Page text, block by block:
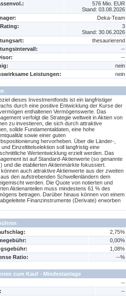
576 Mio. EUR
Stand: 03.08.2026
Deka-Team
3
Stand: 30.06.2026
thesaurierend
--
--
nein
Leistungen:
nein
dieses Investmentfonds ist ein langfristiger
durch eine positive Entwicklung der Kurse der
enthaltenen Vermögenswerte. Das
verfolgt die Strategie weltweit in Aktien von
zu investieren, die sich durch attraktive
solide Fundamentaldaten, eine hohe
sowie einer guten
hervorheben. Über die Länder-,
Einzeltitelselektion soll langfristig eine
Wertentwicklung erzielt werden. Das
ist auf Standard-Aktienwerte (so genannte
und die etablierten Aktienmärkte fokussiert.
auch attraktive Aktienwerte aus der zweiten
den aufstrebenden Schwellenländern dem
werden. Die Quote von notierten und
Aktienanteilen muss mindestens 61 % des
betragen. Darüber hinaus können von einem
Finanzinstrumente (Derivate) erworben
2,75%
0,00%
1,08%
Ratio:
--%
zum Kauf - Mindestanlage
--
--